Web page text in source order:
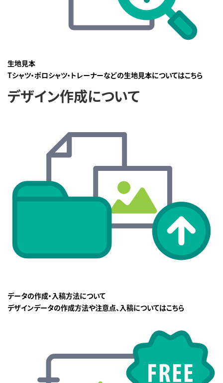
生地見本
Tシャツ・ポロシャツ・トレーナーなどの生地見本についてはこちら
デザイン作成について
データの作成・入稿方法について
デザインデータの作成方法や注意点、入稿についてはこちら